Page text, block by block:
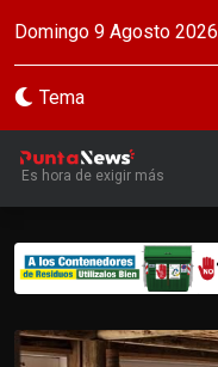
Domingo 9 Agosto 2026
Tema
Es hora de exigir más